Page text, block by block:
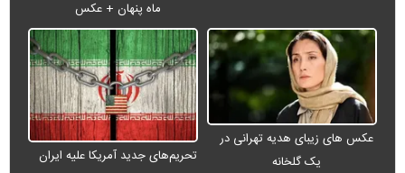
ماه پنهان + عکس
عکس های زیبای هدیه تهرانی در
یک گلخانه
تحریم‌های جدید آمریکا علیه ایران